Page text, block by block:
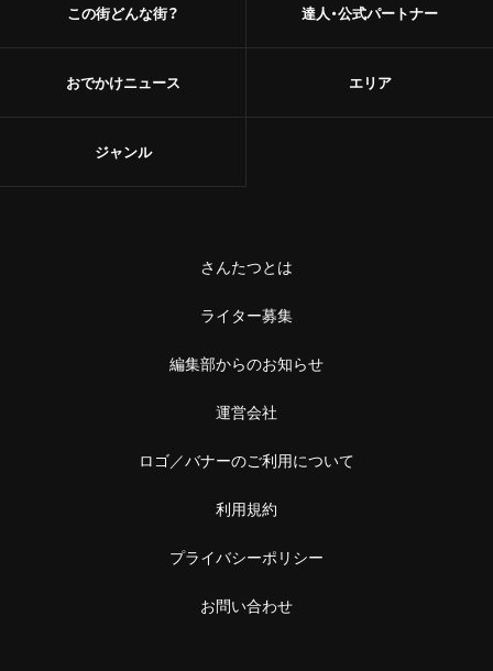
この街どんな街？
おでかけニュース
達人・公式パートナー
エリア
ジャンル
さんたつとは
ライター募集
編集部からのお知らせ
運営会社
ロゴ／バナーのご利用について
利用規約
プライバシーポリシー
お問い合わせ